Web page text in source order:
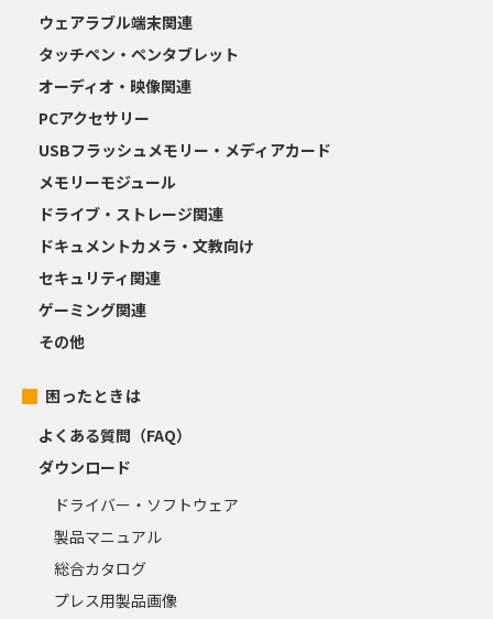
ウェアラブル端末関連
タッチペン・ペンタブレット
オーディオ・映像関連
PCアクセサリー
USBフラッシュメモリー・メディアカード
メモリーモジュール
ドライブ・ストレージ関連
ドキュメントカメラ・文教向け
セキュリティ関連
ゲーミング関連
その他
困ったときは
よくある質問（FAQ）
ダウンロード
ドライバー・ソフトウェア
製品マニュアル
総合カタログ
プレス用製品画像